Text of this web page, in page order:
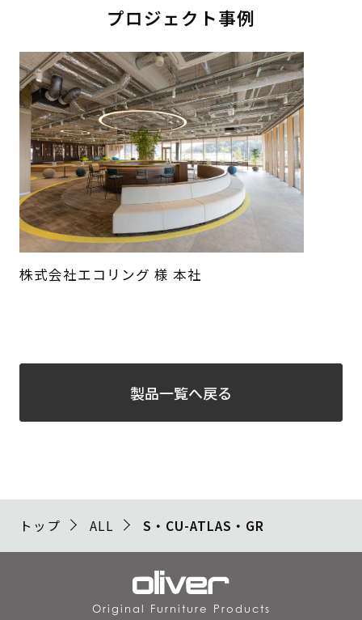
プロジェクト事例
株式会社エコリング 様 本社
製品一覧へ戻る
トップ ALL S・CU-ATLAS・GR
Original Furniture Products